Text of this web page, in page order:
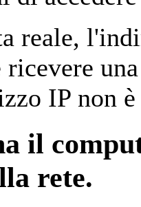
reale,
IP non
il
rete.